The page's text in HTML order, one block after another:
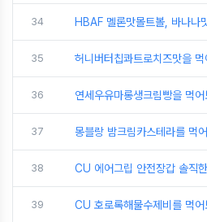
34 HBAF 멜론맛몰트볼, 바나나
35 허니버터칩콰트로치즈맛을
36 연세우유마롱생크림빵을 먹
37 몽블랑 밤크림카스테라를 먹
38 CU 에어그립 안전장갑 솔직
39 CU 호로록해물수제비를 먹어